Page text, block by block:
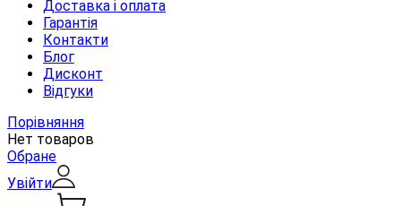
Доставка і оплата
Гарантія
Контакти
Блог
Дисконт
Відгуки
Порівняння
Нет товаров
Обране
Увійти